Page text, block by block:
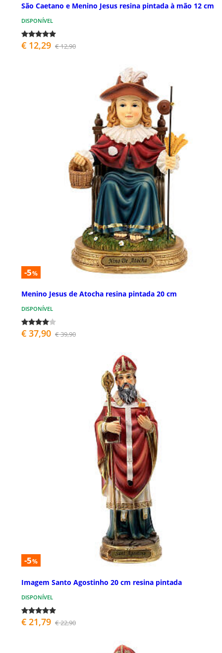
São Caetano e Menino Jesus resina pintada à mão 12 cm
DISPONÍVEL
€ 12,29 € 12,90
-5%
Menino Jesus de Atocha resina pintada 20 cm
DISPONÍVEL
€ 37,90 € 39,90
-5%
Imagem Santo Agostinho 20 cm resina pintada
DISPONÍVEL
€ 21,79 € 22,90